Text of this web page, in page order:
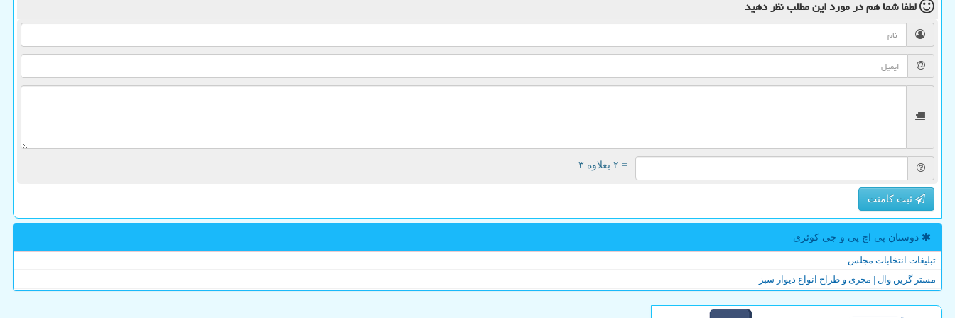
لطفا شما همدر مورد این مطلبنظر دهید
= ۲ بعلاوه ۳
ثبت کامنت
دوستان پی اچ پی و جی كوئری
تبلیغات انتخابات مجلس
مستر گرین وال | مجری و طراح انواع دیوار سبز